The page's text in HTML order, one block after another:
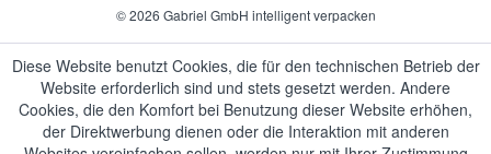
© 2026 Gabriel GmbH intelligent verpacken
Diese Website benutzt Cookies, die für den technischen Betrieb der
Website erforderlich sind und stets gesetzt werden. Andere
Cookies, die den Komfort bei Benutzung dieser Website erhöhen,
der Direktwerbung dienen oder die Interaktion mit anderen